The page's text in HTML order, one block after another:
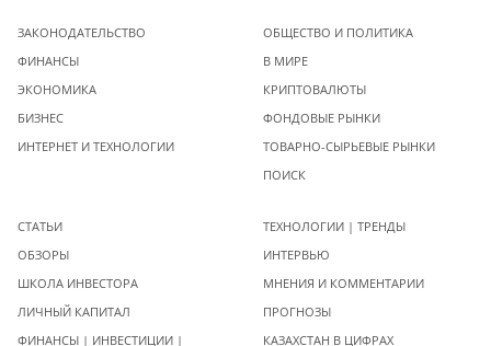
ЗАКОНОДАТЕЛЬСТВО
ФИНАНСЫ
ЭКОНОМИКА
БИЗНЕС
ИНТЕРНЕТ И ТЕХНОЛОГИИ
ОБЩЕСТВО И ПОЛИТИКА
В МИРЕ
КРИПТОВАЛЮТЫ
ФОНДОВЫЕ РЫНКИ
ТОВАРНО-СЫРЬЕВЫЕ РЫНКИ
ПОИСК
СТАТЬИ
ОБЗОРЫ
ШКОЛА ИНВЕСТОРА
ЛИЧНЫЙ КАПИТАЛ
ФИНАНСЫ | ИНВЕСТИЦИИ |
ТЕХНОЛОГИИ | ТРЕНДЫ
ИНТЕРВЬЮ
МНЕНИЯ И КОММЕНТАРИИ
ПРОГНОЗЫ
КАЗАХСТАН В ЦИФРАХ